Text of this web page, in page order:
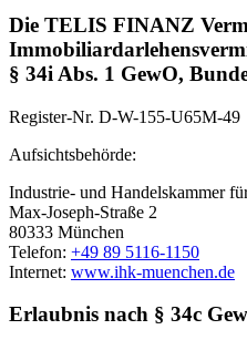
Die TELIS FINANZ
§ 34i Abs. 1 GewO,
Register-Nr. D-W-155-U65M-49
Aufsichtsbehörde:
Industrie- und Handelskammer
Max-Joseph-Straße 2
80333 München
Telefon: +49 89 5116-1150
Internet: www.ihk-muenchen.de
Erlaubnis nach § 34c